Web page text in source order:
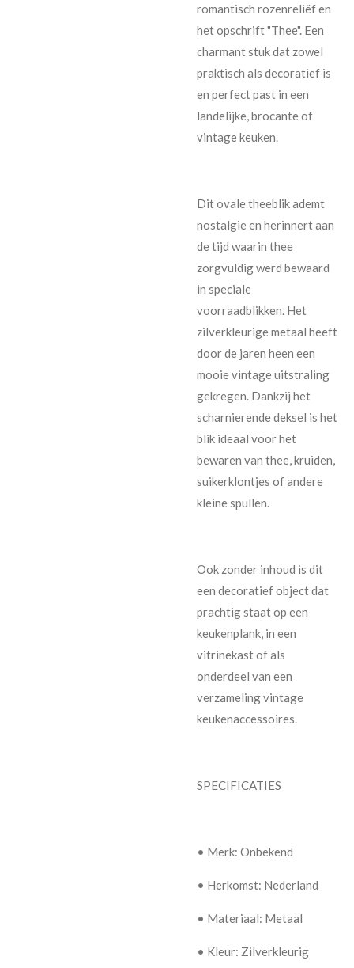
romantisch rozenreliëf en
het opschrift "Thee". Een
charmant stuk dat zowel
praktisch als decoratief is
en perfect past in een
landelijke, brocante of
vintage keuken.
Dit ovale theeblik ademt
nostalgie en herinnert aan
de tijd waarin thee
zorgvuldig werd bewaard
in speciale
voorraadblikken. Het
zilverkleurige metaal heeft
door de jaren heen een
mooie vintage uitstraling
gekregen. Dankzij het
scharnierende deksel is het
blik ideaal voor het
bewaren van thee, kruiden,
suikerklontjes of andere
kleine spullen.
Ook zonder inhoud is dit
een decoratief object dat
prachtig staat op een
keukenplank, in een
vitrinekast of als
onderdeel van een
verzameling vintage
keukenaccessoires.
SPECIFICATIES
• Merk: Onbekend
• Herkomst: Nederland
• Materiaal: Metaal
• Kleur: Zilverkleurig